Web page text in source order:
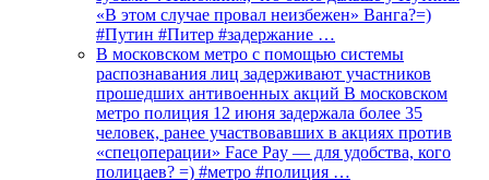
«В этом случае провал неизбежен» Ванга?=)
#Путин #Питер #задержание …
В московском метро с помощью системы
распознавания лиц задерживают участников
прошедших антивоенных акций В московском
метро полиция 12 июня задержала более 35
человек, ранее участвовавших в акциях против
«спецоперации» Face Pay — для удобства, кого
полицаев? =) #метро #полиция …